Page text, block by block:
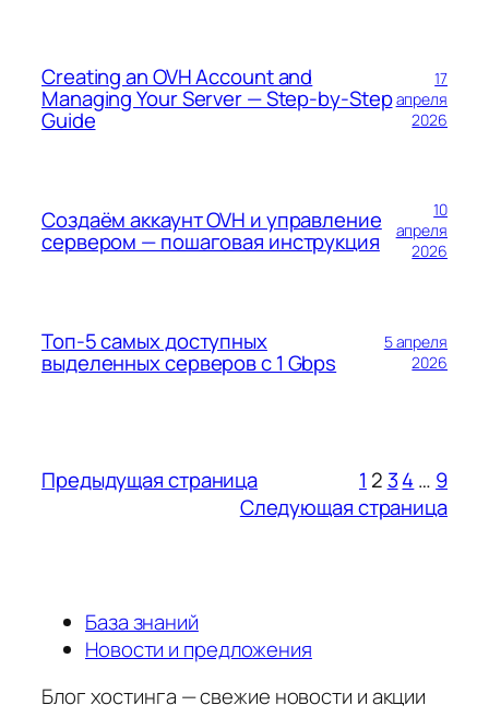
Creating an OVH Account and
Managing Your Server — Step-by-Step
Guide
17
апреля
2026
Создаём аккаунт OVH и управление
сервером — пошаговая инструкция
10
апреля
2026
Топ-5 самых доступных
выделенных серверов с 1 Gbps
5 апреля
2026
Предыдущая страница 1 2 34 … 9
Следующая страница
База знаний
Новости и предложения
Блог хостинга — свежие новости и акции